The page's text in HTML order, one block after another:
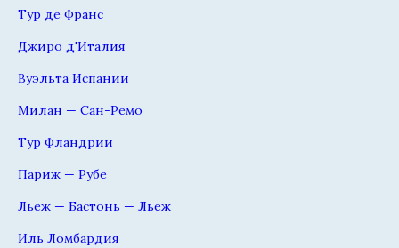
Тур де Франс
Джиро д'Италия
Вуэльта Испании
Милан — Сан-Ремо
Тур Фландрии
Париж — Рубе
Льеж — Бастонь — Льеж
Иль Ломбардия